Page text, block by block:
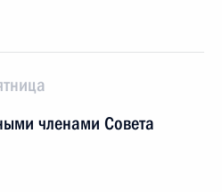
членами Совета